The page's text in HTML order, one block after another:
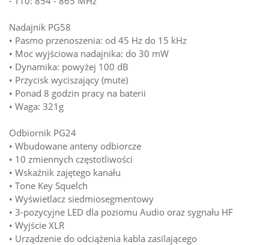
Nadajnik PG58
• Pasmo przenoszenia: od 45 Hz do 15 kHz
• Moc wyjściowa nadajnika: do 30 mW
• Dynamika: powyżej 100 dB
• Przycisk wyciszający (mute)
• Ponad 8 godzin pracy na baterii
• Waga: 321g
Odbiornik PG24
• Wbudowane anteny odbiorcze
• 10 zmiennych częstotliwości
• Wskaźnik zajętego kanału
• Tone Key Squelch
• Wyświetlacz siedmiosegmentowy
• 3-pozycyjne LED dla poziomu Audio oraz sygnału HF
• Wyjście XLR
• Urządzenie do odciążenia kabla zasilającego